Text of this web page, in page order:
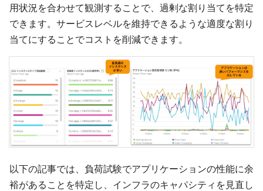
用状況を合わせて観測することで、過剰な割り当てを特定
できます。サービスレベルを維持できるような適度な割り
当てにすることでコストを削減できます。
以下の記事では、負荷試験でアプリケーションの性能に余
裕があることを特定し、インフラのキャパシティを見直し